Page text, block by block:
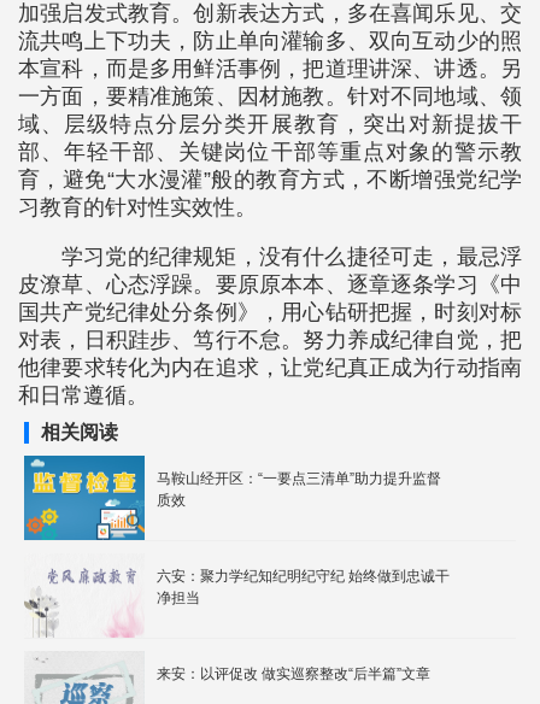
加强启发式教育。创新表达方式，多在喜闻乐见、交
流共鸣上下功夫，防止单向灌输多、双向互动少的照
本宣科，而是多用鲜活事例，把道理讲深、讲透。另
一方面，要精准施策、因材施教。针对不同地域、领
域、层级特点分层分类开展教育，突出对新提拔干
部、年轻干部、关键岗位干部等重点对象的警示教
育，避免“大水漫灌”般的教育方式，不断增强党纪学
习教育的针对性实效性。
学习党的纪律规矩，没有什么捷径可走，最忌浮
皮潦草、心态浮躁。要原原本本、逐章逐条学习《中
国共产党纪律处分条例》，用心钻研把握，时刻对标
对表，日积跬步、笃行不怠。努力养成纪律自觉，把
他律要求转化为内在追求，让党纪真正成为行动指南
和日常遵循。
相关阅读
马鞍山经开区：“一要点三清单”助力提升监督
质效
六安：聚力学纪知纪明纪守纪 始终做到忠诚干
净担当
来安：以评促改 做实巡察整改“后半篇”文章